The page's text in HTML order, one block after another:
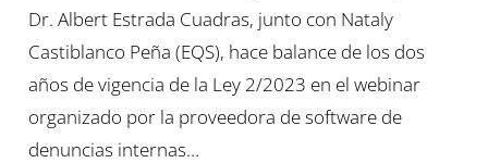
Dr. Albert Estrada Cuadras, junto con Nataly
Castiblanco Peña (EQS), hace balance de los dos
años de vigencia de la Ley 2/2023 en el webinar
organizado por la proveedora de software de
denuncias internas…